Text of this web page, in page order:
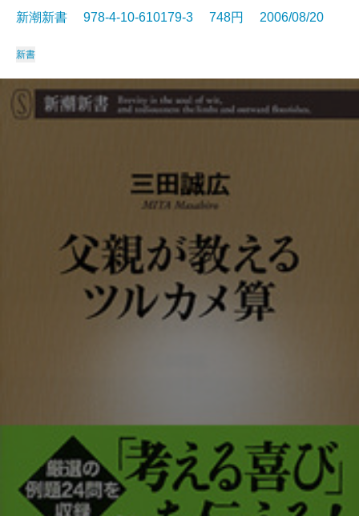
新潮新書 978-4-10-610179-3 748円 2006/08/20
新書